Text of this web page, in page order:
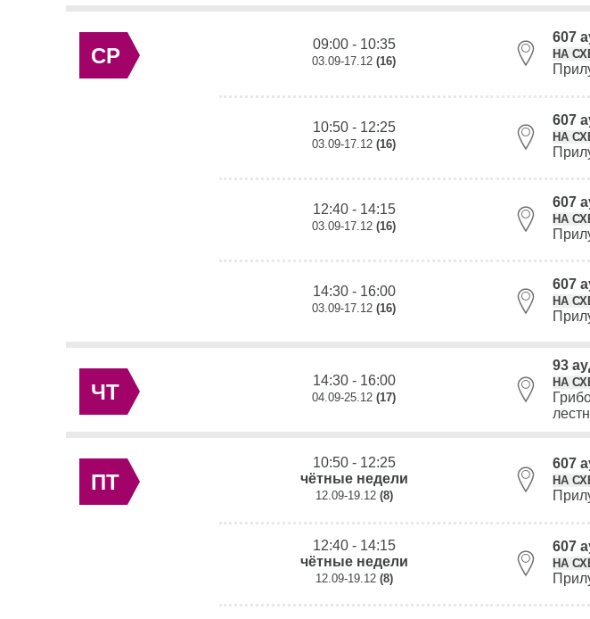
СР 09:00 - 10:35
03.09-17.12 (16)
607
НА
10:50 - 12:25
03.09-17.12 (16)
607
НА
12:40 - 14:15
03.09-17.12 (16)
607
НА
14:30 - 16:00
03.09-17.12 (16)
607
НА
ЧТ 14:30 - 16:00
04.09-25.12 (17)
93
НА
ПТ
10:50 - 12:25
чётные недели
12.09-19.12 (8)
607
НА
12:40 - 14:15
чётные недели
12.09-19.12 (8)
607
НА